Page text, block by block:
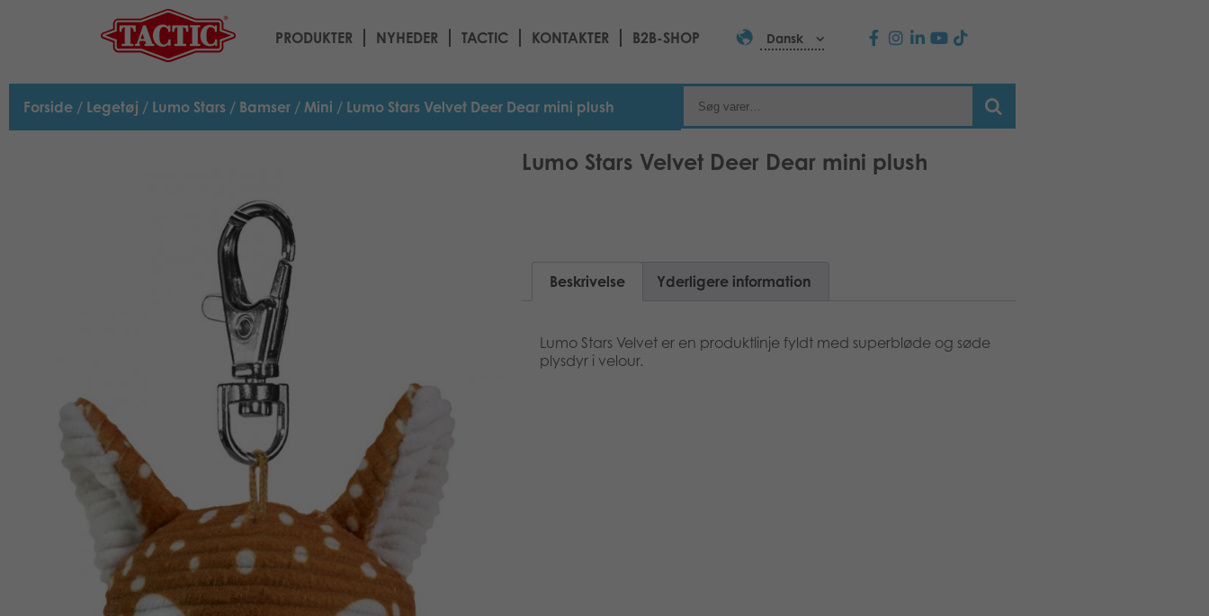
PRODUKTER NYHEDER TACTIC KONTAKTER B2B-SHOP Dansk
Forside / Legetøj / Lumo Stars / Bamser / Mini / Lumo Stars Velvet Deer Dear mini plush
Lumo Stars Velvet Deer Dear mini plush
Beskrivelse Yderligere information
Lumo Stars Velvet er en produktlinje fyldt med superbløde og søde
plysdyr i velour.